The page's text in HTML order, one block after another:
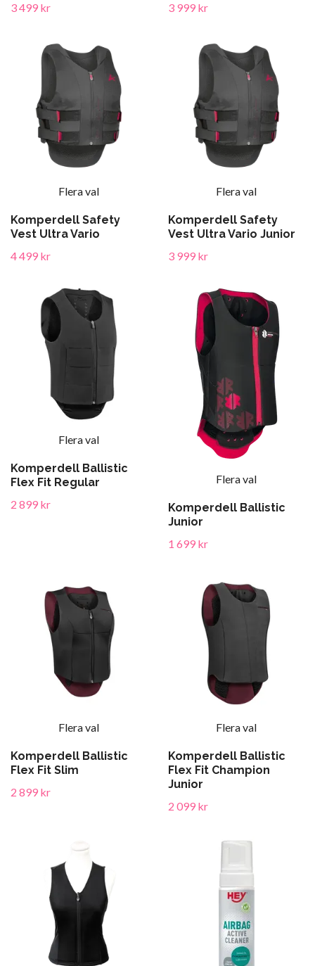
3 499 kr
3 999 kr
Flera val
Komperdell Safety
Vest Ultra Vario
4 499 kr
Flera val
Komperdell Safety
Vest Ultra Vario Junior
3 999 kr
Flera val
Komperdell Ballistic
Flex Fit Regular
2 899 kr
Flera val
Komperdell Ballistic
Junior
1 699 kr
Flera val
Komperdell Ballistic
Flex Fit Slim
2 899 kr
Flera val
Komperdell Ballistic
Flex Fit Champion
Junior
2 099 kr